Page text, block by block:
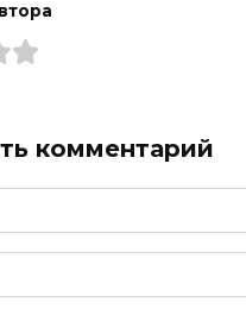
комментарий